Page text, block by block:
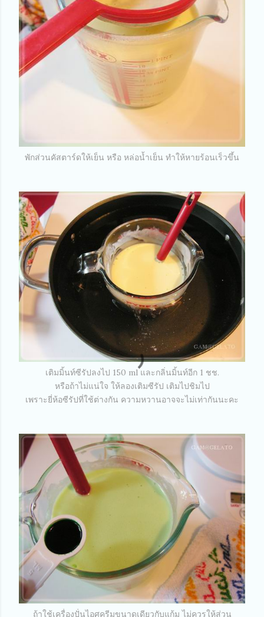
พักส่วนคัสตาร์ดให้เย็น หรือ หล่อน้ำเย็น ทำให้หายร้อนเร็วขึ้น
เติมมิ้นท์ซีรัปลงไป 150 ml และกลิ่นมิ้นท์อีก 1 ชช.
หรือถ้าไม่แน่ใจ ให้ลองเติมซีรัป เติมไปชิมไป
เพราะยี่ห้อซีรัปที่ใช้ต่างกัน ความหวานอาจจะไม่เท่ากันนะคะ
ถ้าใช้เครื่องปั่นไอศครีมขนาดเดียวกับแก้ม ไม่ควรให้ส่วน